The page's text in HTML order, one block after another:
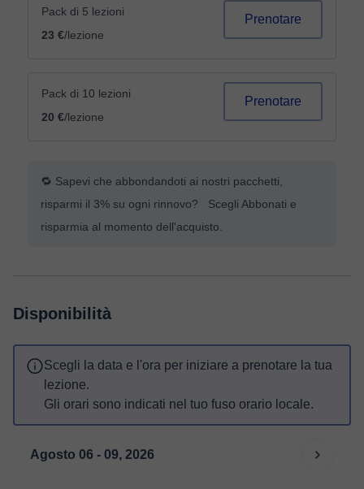
Pack di 5 lezioni
23 €/lezione
Prenotare
Pack di 10 lezioni
20 €/lezione
Prenotare
🔁 Sapevi che abbondandoti ai nostri pacchetti,
risparmi il 3% su ogni rinnovo? Scegli Abbonati e
risparmia al momento dell'acquisto.
Disponibilità
Scegli la data e l'ora per iniziare a prenotare la tua
lezione.
Gli orari sono indicati nel tuo fuso orario locale.
Agosto 06 - 09, 2026